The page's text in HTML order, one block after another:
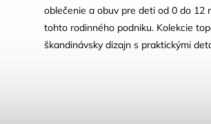
oblečenie a obuv pre deti od 0 do 12
tohto rodinného podniku. Kolekcie
škandinávsky dizajn s praktickými